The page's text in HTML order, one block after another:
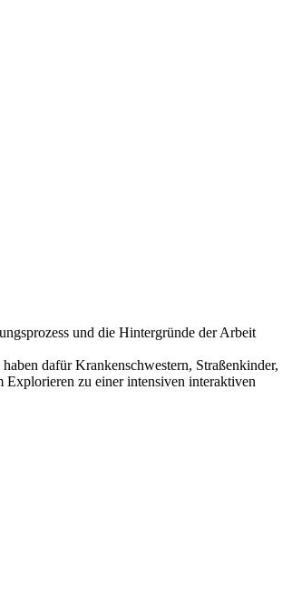
und die Hintergründe der Arbeit
dafür Krankenschwestern, Straßenkinder,
Explorieren zu einer intensiven interaktiven